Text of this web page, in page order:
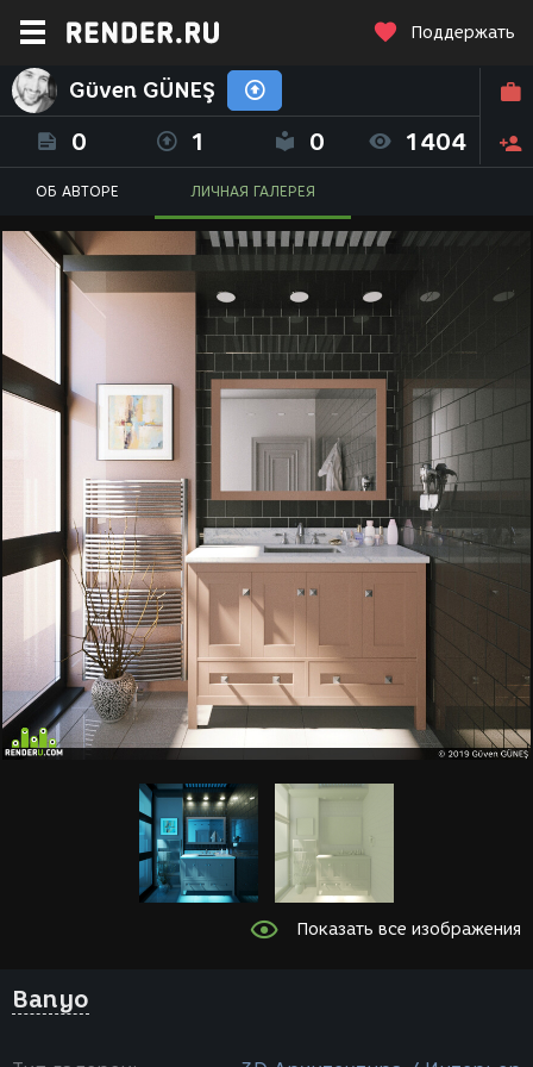
Поддержать
Güven GÜNEŞ
0 1 0 1404
ОБ АВТОРЕ ЛИЧНАЯ ГАЛЕРЕЯ
Показать все изображения
Banyo